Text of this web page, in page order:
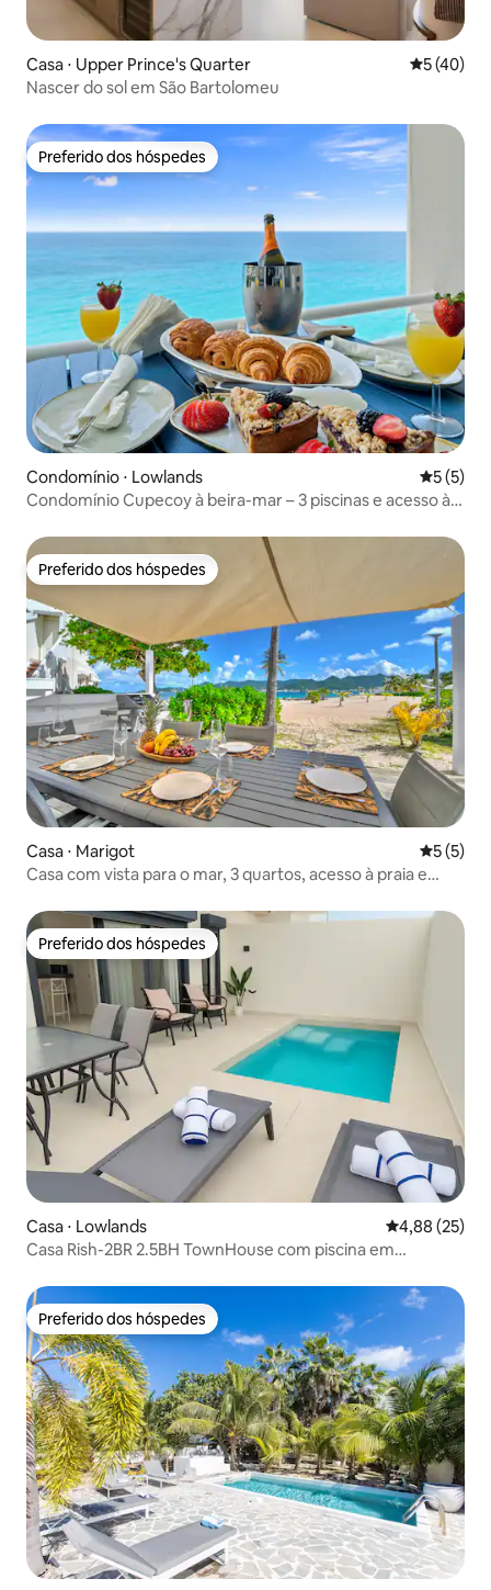
Casa ⋅ Upper Prince's Quarter 5 de uma
5 (40)
Nascer do sol em São Bartolomeu
Preferido dos hóspedes
Preferido dos hóspedes
Condomínio ⋅ Lowlands 5 de
5 (5)
Condomínio Cupecoy à beira-mar – 3 piscinas e acesso à
Preferido dos hóspedes
Preferido dos hóspedes
Casa ⋅ Marigot 5 de
5 (5)
Casa com vista para o mar, 3 quartos, acesso à praia e
Preferido dos hóspedes
Preferido dos hóspedes
Casa ⋅ Lowlands 4,88 de uma
4,88 (25)
Casa Rish-2BR 2.5BH TownHouse com piscina em
Preferido dos hóspedes
Preferido dos hóspedes